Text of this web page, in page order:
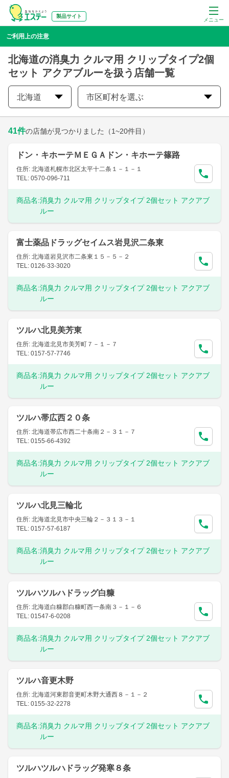
メニュー
製品サイト
ご利用上の注意
北海道の消臭力 クルマ用 クリップタイプ2個
セット アクアブルーを扱う店舗一覧
北海道 市区町村を選ぶ
41件の店舗が見つかりました （1~20件目）
ドン・キホーテＭＥＧＡドン・キホーテ篠路
住所: 北海道札幌市北区太平十二条１－１－１
TEL: 0570-096-711
商品名:消臭力 クルマ用 クリップタイプ 2個セット アクアブ
ルー
富士薬品ドラッグセイムス岩見沢二条東
住所: 北海道岩見沢市二条東１５－５－２
TEL: 0126-33-3020
商品名:消臭力 クルマ用 クリップタイプ 2個セット アクアブ
ルー
ツルハ北見美芳東
住所: 北海道北見市美芳町７－１－７
TEL: 0157-57-7746
商品名:消臭力 クルマ用 クリップタイプ 2個セット アクアブ
ルー
ツルハ帯広西２０条
住所: 北海道帯広市西二十条南２－３１－７
TEL: 0155-66-4392
商品名:消臭力 クルマ用 クリップタイプ 2個セット アクアブ
ルー
ツルハ北見三輪北
住所: 北海道北見市中央三輪２－３１３－１
TEL: 0157-57-6187
商品名:消臭力 クルマ用 クリップタイプ 2個セット アクアブ
ルー
ツルハツルハドラッグ白糠
住所: 北海道白糠郡白糠町西一条南３－１－６
TEL: 01547-6-0208
商品名:消臭力 クルマ用 クリップタイプ 2個セット アクアブ
ルー
ツルハ音更木野
住所: 北海道河東郡音更町木野大通西８－１－２
TEL: 0155-32-2278
商品名:消臭力 クルマ用 クリップタイプ 2個セット アクアブ
ルー
ツルハツルハドラッグ発寒８条